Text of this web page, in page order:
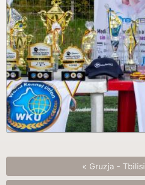
« Gruzja - Tbilisi